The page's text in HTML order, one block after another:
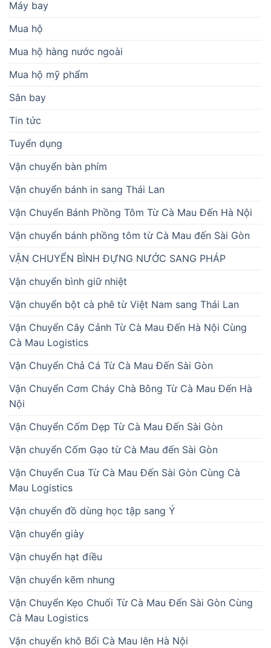
Máy bay
Mua hộ
Mua hộ hàng nước ngoài
Mua hộ mỹ phẩm
Sân bay
Tin tức
Tuyển dụng
Vận chuyển bàn phím
Vận chuyển bánh in sang Thái Lan
Vận Chuyển Bánh Phồng Tôm Từ Cà Mau Đến Hà Nội
Vận chuyển bánh phồng tôm từ Cà Mau đến Sài Gòn
VẬN CHUYỂN BÌNH ĐỰNG NƯỚC SANG PHÁP
Vận chuyển bình giữ nhiệt
Vận chuyển bột cà phê từ Việt Nam sang Thái Lan
Vận Chuyển Cây Cảnh Từ Cà Mau Đến Hà Nội Cùng
Cà Mau Logistics
Vận Chuyển Chả Cá Từ Cà Mau Đến Sài Gòn
Vận Chuyển Cơm Cháy Chà Bông Từ Cà Mau Đến Hà
Nội
Vận Chuyển Cốm Dẹp Từ Cà Mau Đến Sài Gòn
Vận chuyển Cốm Gạo từ Cà Mau đến Sài Gòn
Vận Chuyển Cua Từ Cà Mau Đến Sài Gòn Cùng Cà
Mau Logistics
Vận chuyển đồ dùng học tập sang Ý
Vận chuyển giày
Vận chuyển hạt điều
Vận chuyển kẽm nhung
Vận Chuyển Kẹo Chuối Từ Cà Mau Đến Sài Gòn Cùng
Cà Mau Logistics
Vận chuyển khô Bổi Cà Mau lên Hà Nội